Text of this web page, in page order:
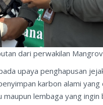
dari perwakilan
upaya penghapusan
karbon alami
lembaga yang